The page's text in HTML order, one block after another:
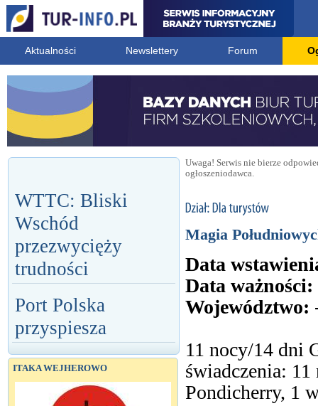
Aktualności Newslettery Forum
WTTC: Bliski
Wschód
przezwycięży
trudności
Port Polska
przyspiesza
ITAKA WEJHEROWO
Uwaga! Serwis nie bierze
ogłoszeniodawca.
Magia
Data
Data ważności:
Województwo:
11 nocy/14 dni
świadczenia:
Pondicherry, 1